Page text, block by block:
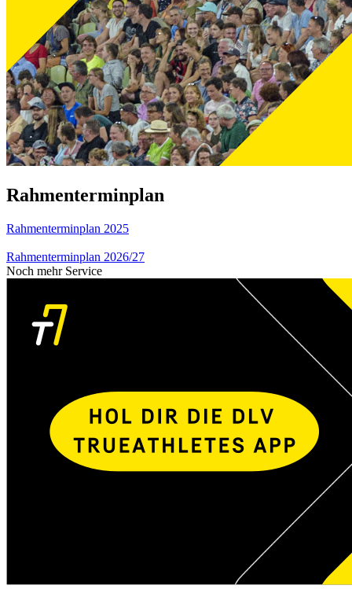
Rahmenterminplan
Rahmenterminplan 2025
Rahmenterminplan 2026/27
Noch mehr Service